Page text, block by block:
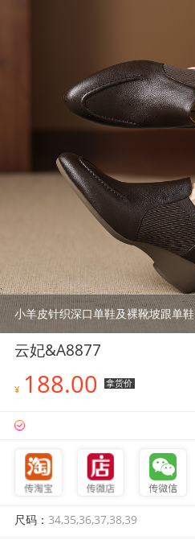
小羊皮针织深口单鞋及裸靴坡跟单鞋
云妃&A8877
¥ 188.00 拿货价
尺码： 34,35,36,37,38,39